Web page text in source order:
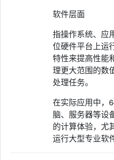
软件层面
指操作系统、应
位硬件平台上运
特性来提高性能
理更大范围的数
处理任务。
在实际应用中，
脑、服务器等设
的计算体验，尤
运行大型专业软